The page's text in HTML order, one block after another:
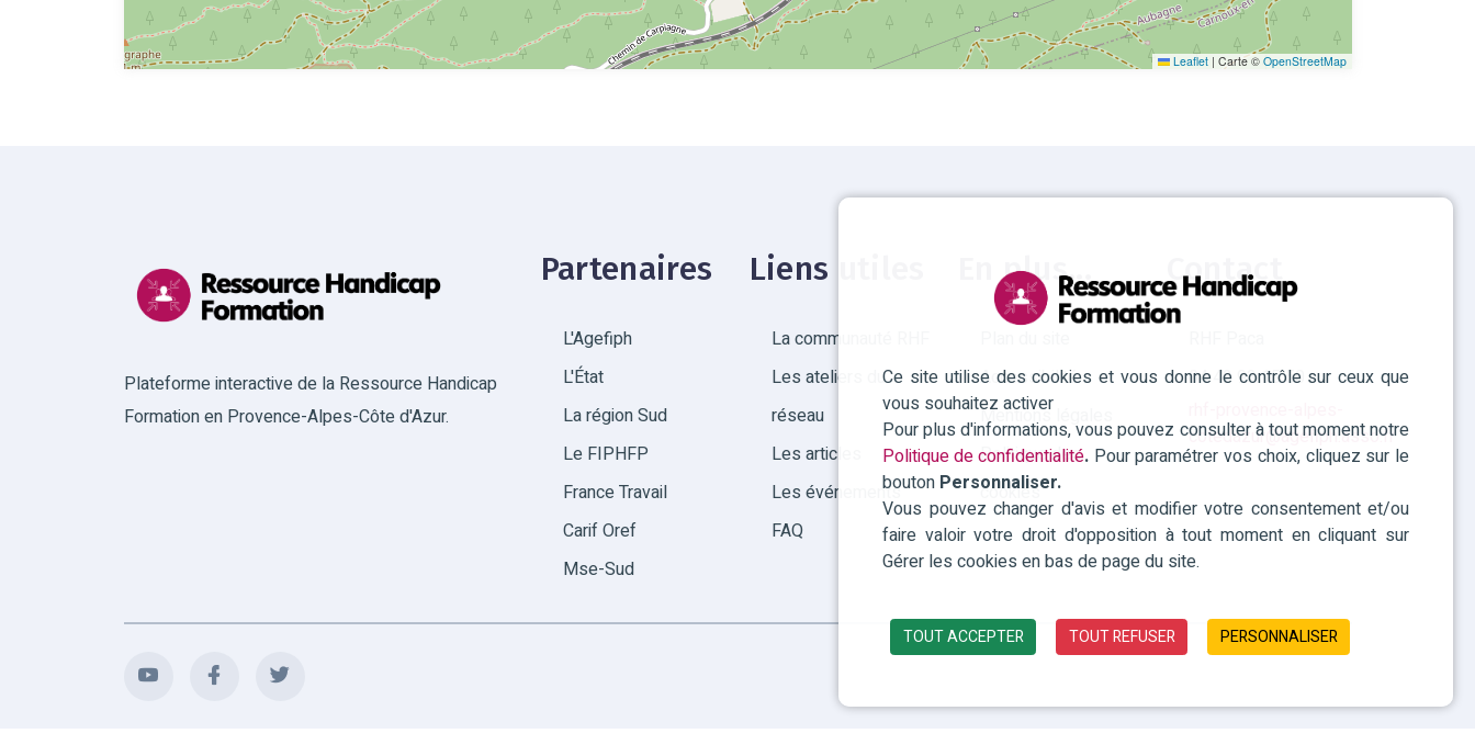
Ce site utilise des cookies et vous donne le contrôle sur ceux que
vous souhaitez activer
Pour plus d'informations, vous pouvez consulter à tout moment notre
Politique de confidentialité. Pour paramétrer vos choix, cliquez sur le
bouton Personnaliser.
Vous pouvez changer d'avis et modifier votre consentement et/ou
faire valoir votre droit d'opposition à tout moment en cliquant sur
Gérer les cookies en bas de page du site.
TOUT ACCEPTER TOUT REFUSER PERSONNALISER
Leaflet | Carte © OpenStreetMap
Plateforme interactive de la Ressource Handicap
Formation en Provence-Alpes-Côte d'Azur.
Partenaires
L'Agefiph
L'État
La région Sud
Le FIPHFP
France Travail
Carif Oref
Mse-Sud
Liens utiles
La communauté RHF
Les ateliers du
réseau
Les articles
Les événements
FAQ
En plus...
Accessibilité
Mentions légales
Politique des
cookies
Contact
04 42 93 15 50
cotedazur@agefiph.asso.fr